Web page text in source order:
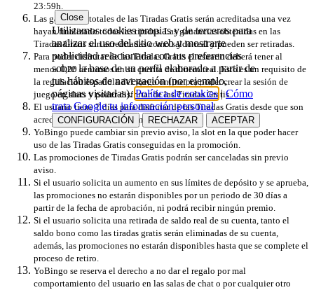
23:59h.
Las ganancias totales de las Tiradas Gratis serán acreditadsa una vez
hayan finalizado todas las tiradas. Las ganancias obtenidas en las
Tiradas Gratis son acreditadas como saldo real y pueden ser retiradas.
Para poder disfrutar de las Tiradas Gratis el usuario deberá tener al
menos 0,20 céntimos en su cuenta de dinero real. Esto es un requisito de
la regulación española del juego online pra poder crear la sesión de
juego en slots y poder disfrutar de las Tiradas Gratis.
El usuario tiene 7 días para disfrutar de las Tiradas Gratis desde que son
acreditadas, pasado este tiempo expirarán.
YoBingo puede cambiar sin previo aviso, la slot en la que poder hacer
uso de las Tiradas Gratis conseguidas en la promoción.
Las promociones de Tiradas Gratis podrán ser canceladas sin previo
aviso.
Si el usuario solicita un aumento en sus límites de depósito y se aprueba,
las promociones no estarán disponibles por un periodo de 30 días a
partir de la fecha de aprobación, ni podrá recibir ningún premio.
Si el usuario solicita una retirada de saldo real de su cuenta, tanto el
saldo bono como las tiradas gratis serán eliminadas de su cuenta,
además, las promociones no estarán disponibles hasta que se complete el
proceso de retiro.
YoBingo se reserva el derecho a no dar el regalo por mal
comportamiento del usuario en las salas de chat o por cualquier otro
Close
Utilizamos cookies propias y de terceros para
analizar el uso del sitio web y mostrarte
publicidad relacionada con tus preferencias
sobre la base de un perfil elaborado a partir de
tus hábitos de navegación (por ejemplo,
páginas visitadas).Política de cookies|Cómo
trata Google tu información personal
CONFIGURACIÓN RECHAZAR ACEPTAR